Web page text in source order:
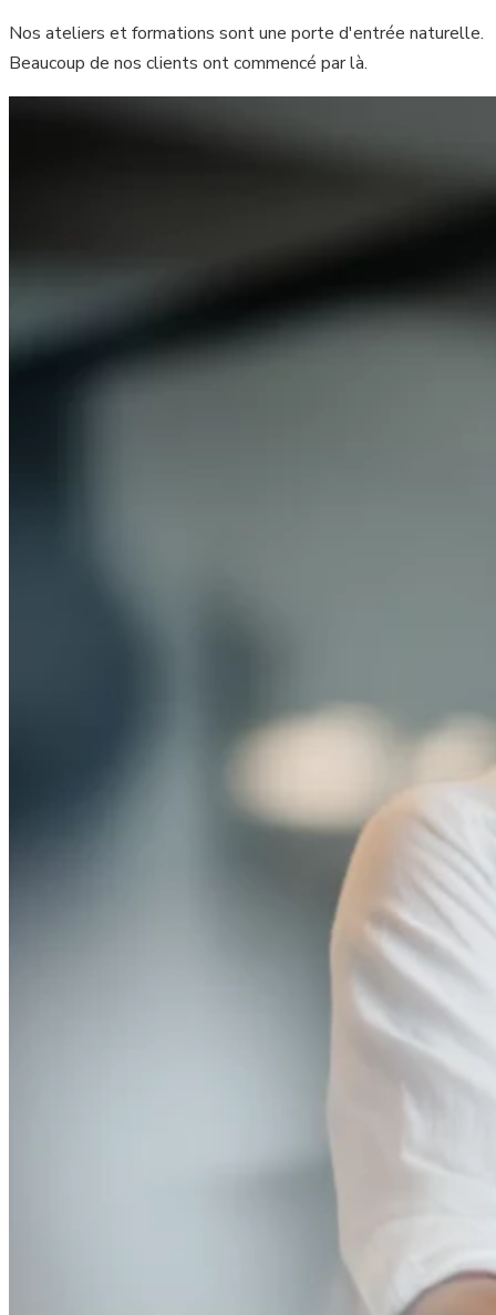
Nos ateliers et formations sont une porte d'entrée naturelle.
Beaucoup de nos clients ont commencé par là.